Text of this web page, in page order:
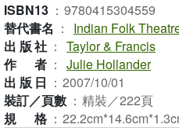
ISBN13 ： 9780415304559
替代書名 ：
Indian Folk
出版社 ： Taylor & Francis
作者 ： Julie Hollander
出版日 ： 2007/10/01
裝訂／頁數 ： 精裝／222頁
規格 ：